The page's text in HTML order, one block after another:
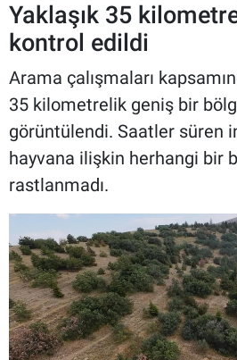
Yaklaşık 35
kontrol edildi
Arama çalışmaları
35 kilometrelik geniş bir
görüntülendi. Saatler süren
hayvana ilişkin herhangi bir
rastlanmadı.